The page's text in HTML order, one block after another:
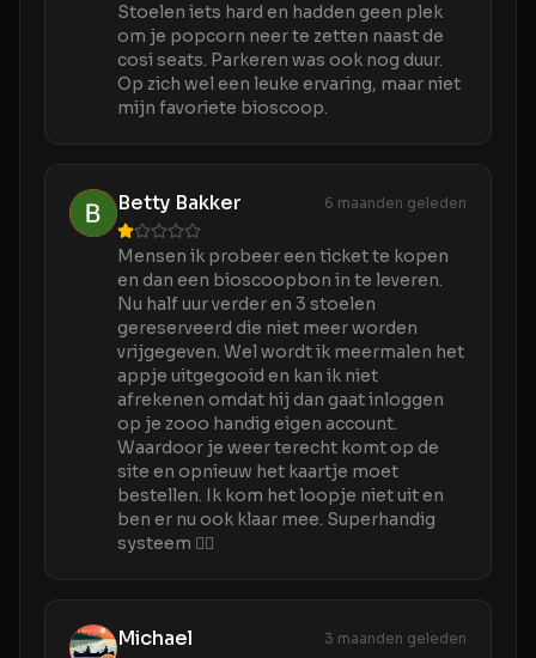
Stoelen iets hard en hadden geen plek
om je popcorn neer te zetten naast de
cosi seats. Parkeren was ook nog duur.
Op zich wel een leuke ervaring, maar niet
mijn favoriete bioscoop.
Betty Bakker 6 maanden geleden
Mensen ik probeer een ticket te kopen
en dan een bioscoopbon in te leveren.
Nu half uur verder en 3 stoelen
gereserveerd die niet meer worden
vrijgegeven. Wel wordt ik meermalen het
appje uitgegooid en kan ik niet
afrekenen omdat hij dan gaat inloggen
op je zooo handig eigen account.
Waardoor je weer terecht komt op de
site en opnieuw het kaartje moet
bestellen. Ik kom het loopje niet uit en
ben er nu ook klaar mee. Superhandig
systeem 👍🏼
Michael 3 maanden geleden